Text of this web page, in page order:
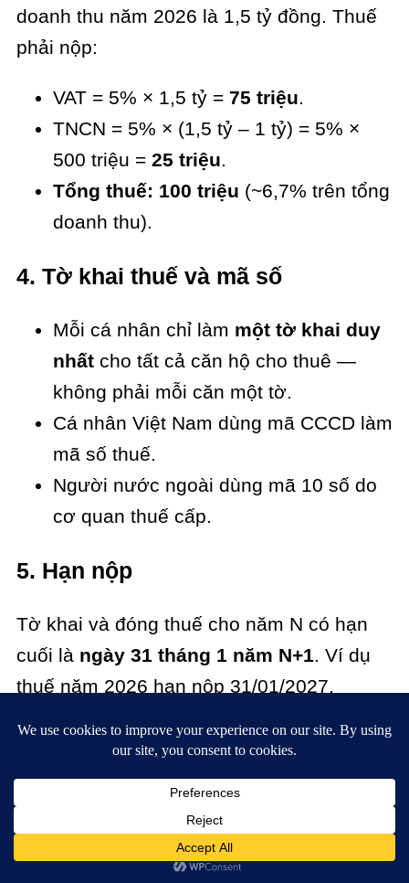
doanh thu năm 2026 là 1,5 tỷ đồng. Thuế
phải nộp:
VAT = 5% × 1,5 tỷ = 75 triệu.
TNCN = 5% × (1,5 tỷ – 1 tỷ) = 5% ×
500 triệu = 25 triệu.
Tổng thuế: 100 triệu (~6,7% trên tổng
doanh thu).
4. Tờ khai thuế và mã số
Mỗi cá nhân chỉ làm một tờ khai duy
nhất cho tất cả căn hộ cho thuê —
không phải mỗi căn một tờ.
Cá nhân Việt Nam dùng mã CCCD làm
mã số thuế.
Người nước ngoài dùng mã 10 số do
cơ quan thuế cấp.
5. Hạn nộp
Tờ khai và đóng thuế cho năm N có hạn
cuối là ngày 31 tháng 1 năm N+1. Ví dụ
thuế năm 2026 hạn nộp 31/01/2027.
Cố vấn Realtique có thể giới thiệu kế
căn hộ — đặc biệt cho khách nước ngoài
lần đầu cho thuê tại Việt Nam.